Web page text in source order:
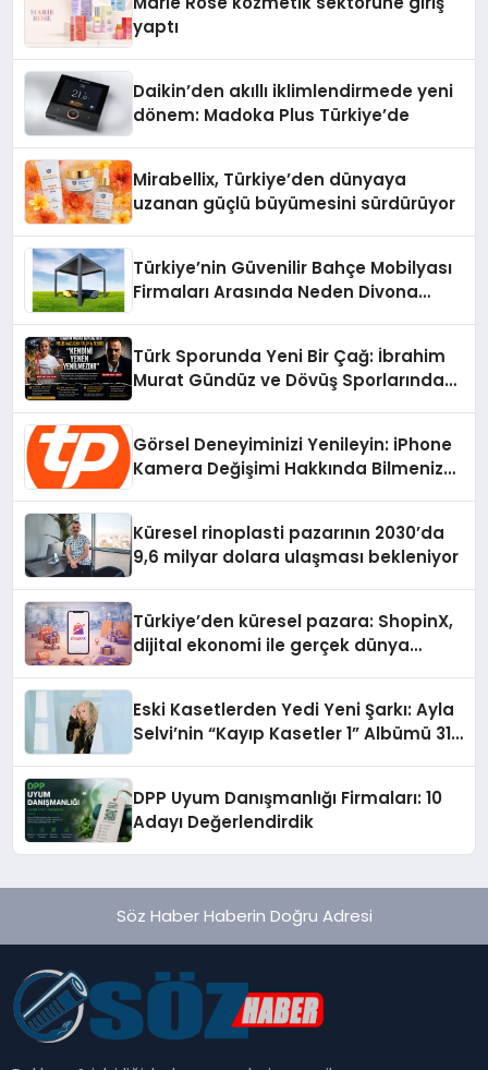
yaptı
Daikin’den akıllı iklimlendirmede yeni
dönem: Madoka Plus Türkiye’de
Mirabellix, Türkiye’den dünyaya
uzanan güçlü büyümesini sürdürüyor
Türkiye’nin Güvenilir Bahçe Mobilyası
Firmaları Arasında Neden Divona
Türk Sporunda Yeni Bir Çağ: İbrahim
Murat Gündüz ve Dövüş Sporlarında
Görsel Deneyiminizi Yenileyin: iPhone
Kamera Değişimi Hakkında Bilmeniz
Küresel rinoplasti pazarının 2030’da
9,6 milyar dolara ulaşması bekleniyor
Türkiye’den küresel pazara: ShopinX,
dijital ekonomi ile gerçek dünya
Eski Kasetlerden Yedi Yeni Şarkı: Ayla
Selvi’nin “Kayıp Kasetler 1” Albümü 31
DPP Uyum Danışmanlığı Firmaları: 10
Adayı Değerlendirdik
Söz Haber Haberin Doğru Adresi